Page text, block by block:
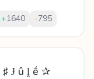
+1640 -795
♯ Ɉ û ḽ ḗ ✰